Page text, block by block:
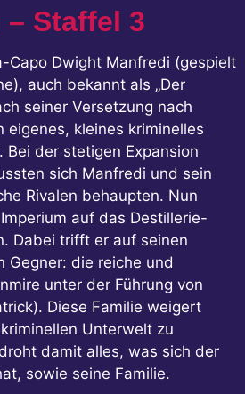
Staffel 3
Capo Dwight Manfredi (gespielt
auch bekannt als „Der
seiner Versetzung nach
eigenes, kleines kriminelles
Bei der stetigen Expansion
sich Manfredi und sein
Rivalen behaupten. Nun
auf das Destillerie-
Dabei trifft er auf seinen
Gegner: die reiche und
unter der Führung von
Diese Familie weigert
Unterwelt zu
damit alles, was sich der
sowie seine Familie.